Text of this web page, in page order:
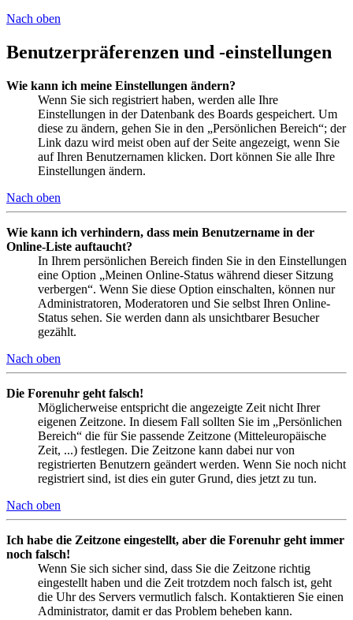
Nach oben
Benutzerpräferenzen und -einstellungen
Wie kann ich meine Einstellungen ändern?
Wenn Sie sich registriert haben, werden alle Ihre
Einstellungen in der Datenbank des Boards gespeichert. Um
diese zu ändern, gehen Sie in den „Persönlichen Bereich“; der
Link dazu wird meist oben auf der Seite angezeigt, wenn Sie
auf Ihren Benutzernamen klicken. Dort können Sie alle Ihre
Einstellungen ändern.
Nach oben
Wie kann ich verhindern, dass mein Benutzername in der
Online-Liste auftaucht?
In Ihrem persönlichen Bereich finden Sie in den Einstellungen
eine Option „Meinen Online-Status während dieser Sitzung
verbergen“. Wenn Sie diese Option einschalten, können nur
Administratoren, Moderatoren und Sie selbst Ihren Online-
Status sehen. Sie werden dann als unsichtbarer Besucher
gezählt.
Nach oben
Die Forenuhr geht falsch!
Möglicherweise entspricht die angezeigte Zeit nicht Ihrer
eigenen Zeitzone. In diesem Fall sollten Sie im „Persönlichen
Bereich“ die für Sie passende Zeitzone (Mitteleuropäische
Zeit, ...) festlegen. Die Zeitzone kann dabei nur von
registrierten Benutzern geändert werden. Wenn Sie noch nicht
registriert sind, ist dies ein guter Grund, dies jetzt zu tun.
Nach oben
Ich habe die Zeitzone eingestellt, aber die Forenuhr geht immer
noch falsch!
Wenn Sie sich sicher sind, dass Sie die Zeitzone richtig
eingestellt haben und die Zeit trotzdem noch falsch ist, geht
die Uhr des Servers vermutlich falsch. Kontaktieren Sie einen
Administrator, damit er das Problem beheben kann.